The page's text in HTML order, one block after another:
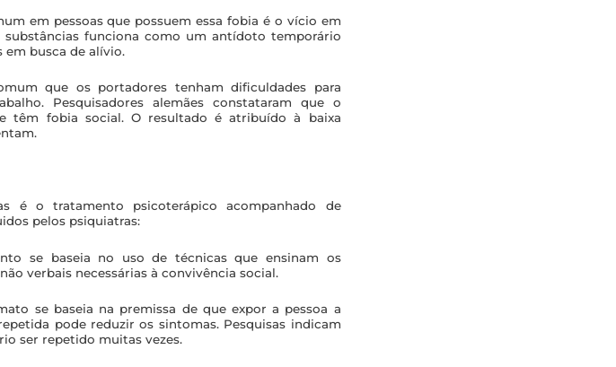
em pessoas que possuem essa fobia é o vício em
substâncias funciona como um antídoto temporário
em busca de alívio.
que os portadores tenham dificuldades para
Pesquisadores alemães constataram que o
têm fobia social. O resultado é atribuído à baixa
é o tratamento psicoterápico acompanhado de
pelos psiquiatras:
se baseia no uso de técnicas que ensinam os
verbais necessárias à convivência social.
se baseia na premissa de que expor a pessoa a
pode reduzir os sintomas. Pesquisas indicam
ser repetido muitas vezes.